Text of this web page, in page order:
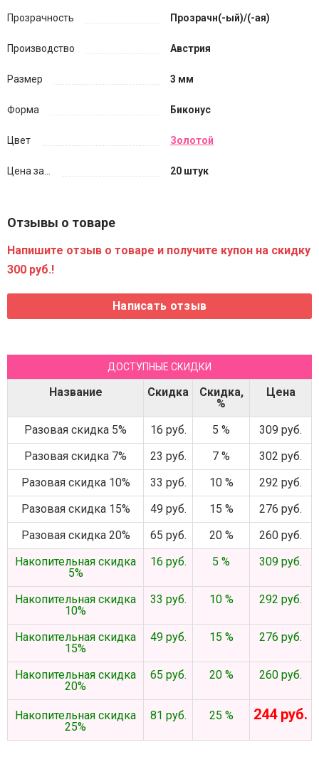
Прозрачность Прозрачн(-ый)/(-ая)
Производство Австрия
Размер 3 мм
Форма Биконус
Цвет Золотой
Цена за... 20 штук
Отзывы о товаре
Напишите отзыв о товаре и получите купон на скидку
300 руб.!
ДОСТУПНЫЕ СКИДКИ
Название Скидка
Скидка,
%
Цена
Разовая скидка 5% 16 руб. 5 %
309 руб.
Разовая скидка 7%
23 руб. 7 %
302 руб.
Разовая скидка 10%
33 руб. 10 %
292 руб.
Разовая скидка 15%
49 руб. 15 %
276 руб.
Разовая скидка 20%
65 руб. 20 %
260 руб.
Накопительная скидка
5%
16 руб. 5 % 309 руб.
Накопительная скидка
10%
33 руб. 10 % 292 руб.
Накопительная скидка
15%
49 руб. 15 % 276 руб.
Накопительная скидка
20%
65 руб. 20 % 260 руб.
Накопительная скидка
25%
81 руб. 25 % 244 руб.